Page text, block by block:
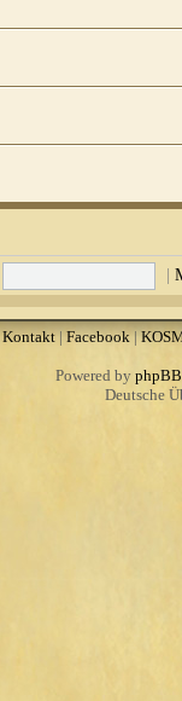
|
Kontakt| Facebook|
Powered by phpBB
Deutsche